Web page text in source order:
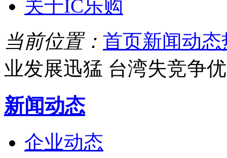
关于IC乐购
当前位置： 首页新闻动态
业发展迅猛 台湾失竞争
新闻动态
企业动态